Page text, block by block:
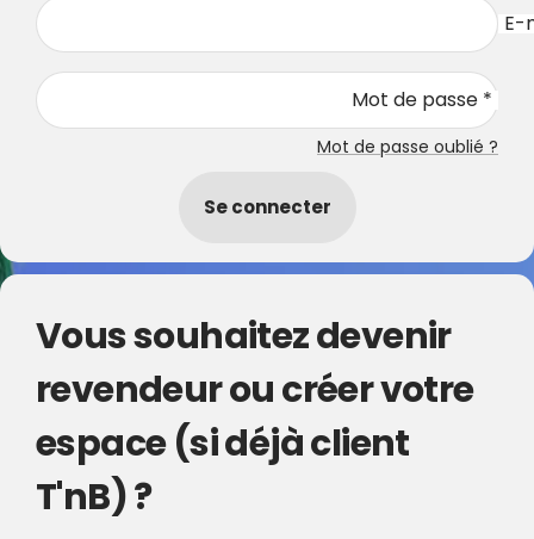
E-
Mot de passe *
Mot de passe oublié ?
Se connecter
Vous souhaitez devenir
revendeur ou créer votre
espace (si déjà client
T'nB) ?